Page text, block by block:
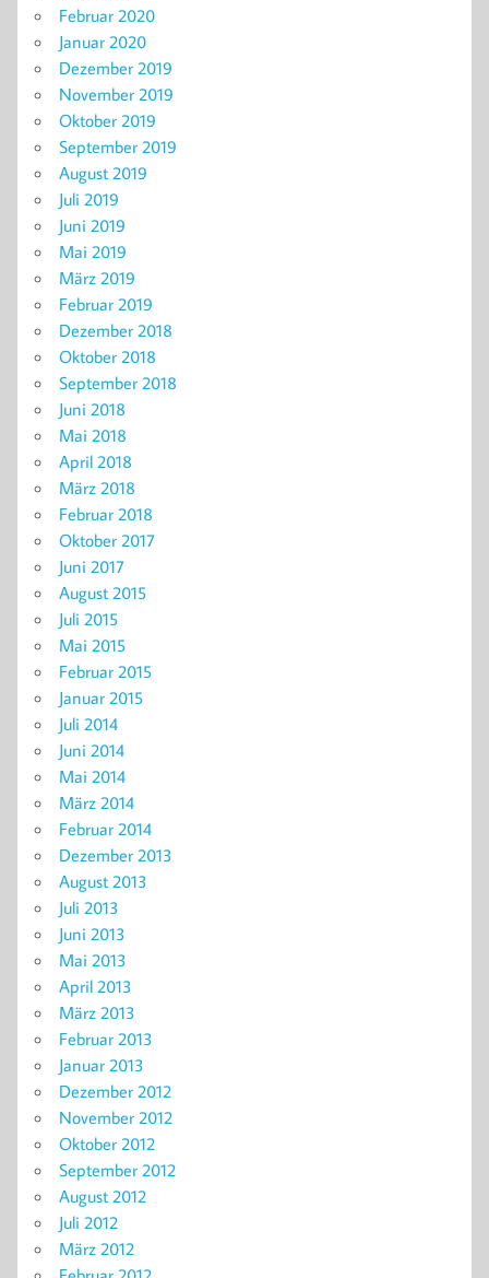
Februar 2020
Januar 2020
Dezember 2019
November 2019
Oktober 2019
September 2019
August 2019
Juli 2019
Juni 2019
Mai 2019
März 2019
Februar 2019
Dezember 2018
Oktober 2018
September 2018
Juni 2018
Mai 2018
April 2018
März 2018
Februar 2018
Oktober 2017
Juni 2017
August 2015
Juli 2015
Mai 2015
Februar 2015
Januar 2015
Juli 2014
Juni 2014
Mai 2014
März 2014
Februar 2014
Dezember 2013
August 2013
Juli 2013
Juni 2013
Mai 2013
April 2013
März 2013
Februar 2013
Januar 2013
Dezember 2012
November 2012
Oktober 2012
September 2012
August 2012
Juli 2012
März 2012